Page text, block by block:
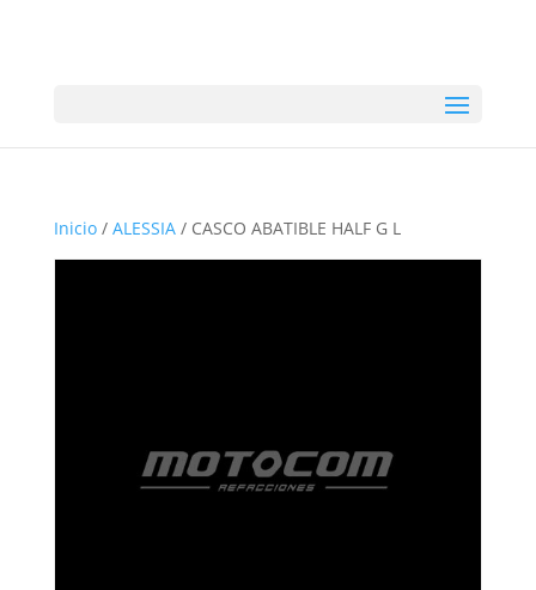
Inicio/ ALESSIA/ CASCO ABATIBLE HALF G L